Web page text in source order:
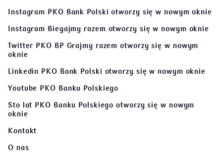
Instagram PKO Bank Polski otworzy się w nowym oknie
Instagram Biegajmy razem otworzy się w nowym oknie
Twitter PKO BP Grajmy razem otworzy się w nowym
oknie
Linkedin PKO Bank Polski otworzy się w nowym oknie
Youtube PKO Banku Polskiego
Sto lat PKO Banku Polskiego otworzy się w nowym
oknie
Kontakt
O nas